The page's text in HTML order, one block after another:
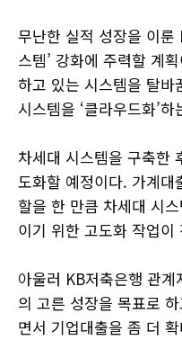
무난한 실적 성장을 이룬
스템’ 강화에 주력할 계
하고 있는 시스템을 탈바
시스템을 ‘클라우드화’
차세대 시스템을 구축한
도화할 예정이다. 가계대
할을 한 만큼 차세대 시
이기 위한 고도화 작업
아울러 KB저축은행 관
의 고른 성장을 목표로
면서 기업대출을 좀 더